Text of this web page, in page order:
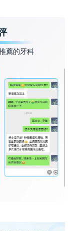
薦的牙科